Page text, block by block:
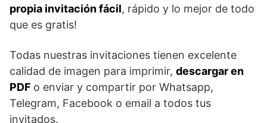
propia invitación fácil, rápido y lo mejor de todo
que es gratis!
Todas nuestras invitaciones tienen excelente
calidad de imagen para imprimir, descargar en
PDF o enviar y compartir por Whatsapp,
Telegram, Facebook o email a todos tus
invitados.